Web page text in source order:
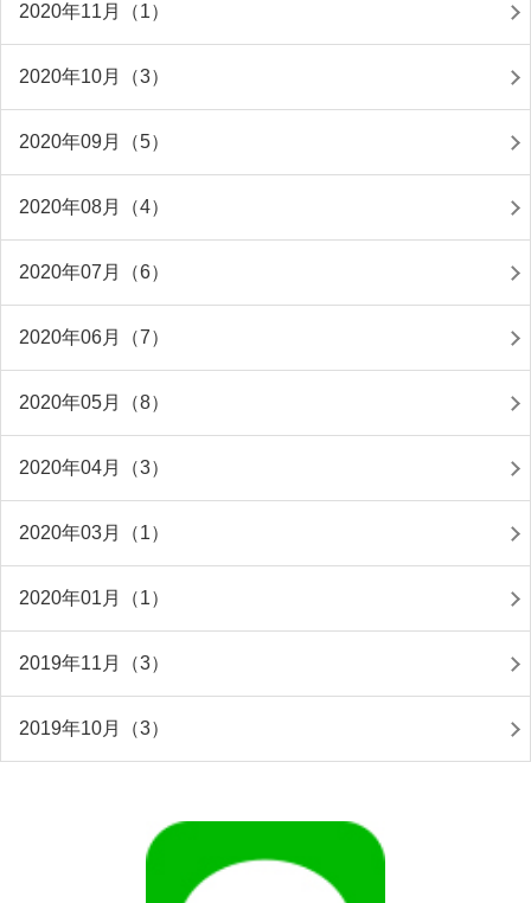
2020年11月（1）
2020年10月（3）
2020年09月（5）
2020年08月（4）
2020年07月（6）
2020年06月（7）
2020年05月（8）
2020年04月（3）
2020年03月（1）
2020年01月（1）
2019年11月（3）
2019年10月（3）